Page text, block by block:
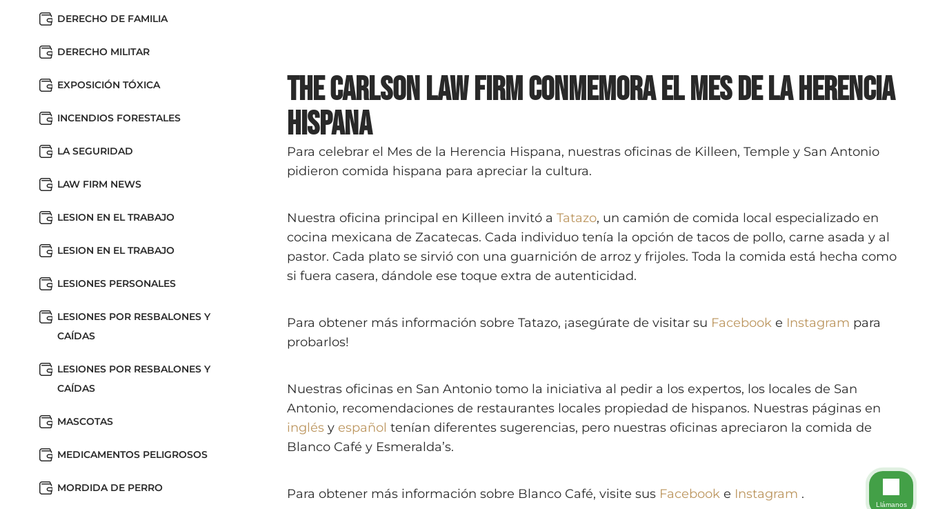
DERECHO DE FAMILIA
DERECHO MILITAR
EXPOSICIÓN TÓXICA
INCENDIOS FORESTALES
LA SEGURIDAD
LAW FIRM NEWS
LESION EN EL TRABAJO
LESION EN EL TRABAJO
LESIONES PERSONALES
LESIONES POR RESBALONES Y
CAÍDAS
LESIONES POR RESBALONES Y
CAÍDAS
MASCOTAS
MEDICAMENTOS PELIGROSOS
MORDIDA DE PERRO
The Carlson Law Firm Conmemora el Mes de la Herencia
Hispana
Para celebrar el Mes de la Herencia Hispana, nuestras oficinas de Killeen, Temple y San Antonio
pidieron comida hispana para apreciar la cultura.
Nuestra oficina principal en Killeen invitó a Tatazo, un camión de comida local especializado en
cocina mexicana de Zacatecas. Cada individuo tenía la opción de tacos de pollo, carne asada y al
pastor. Cada plato se sirvió con una guarnición de arroz y frijoles. Toda la comida está hecha como
si fuera casera, dándole ese toque extra de autenticidad.
Para obtener más información sobre Tatazo, ¡asegúrate de visitar su Facebook e Instagram para
probarlos!
Nuestras oficinas en San Antonio tomo la iniciativa al pedir a los expertos, los locales de San
Antonio, recomendaciones de restaurantes locales propiedad de hispanos. Nuestras páginas en
inglés y español tenían diferentes sugerencias, pero nuestras oficinas apreciaron la comida de
Blanco Café y Esmeralda’s.
Para obtener más información sobre Blanco Café, visite sus Facebook e Instagram .
Llámanos